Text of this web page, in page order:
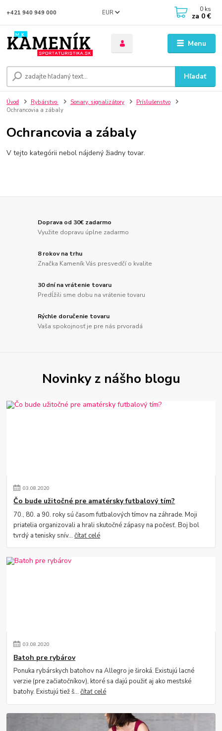
Menu
EUR
Hľadať
+421 940 949 000 0 ks
za 0 €
Úvod Rybárstvo Sonary, signalizátory
Príslušenstvo
Ochrancovia a zábaly
Ochrancovia a zábaly
V tejto kategórii nebol nájdený žiadny tovar.
Doprava od 30€ zadarmo
Využite dopravu úplne zadarmo
8 rokov na trhu
Značka Kameník Vás presvedčí o kvalite
30 dní na vrátenie tovaru
Predĺžili sme dobu na vrátenie tovaru
Rýchle doručenie tovaru
Vaša spokojnosť je pre nás prvoradá
Novinky z nášho blogu
03.08.2020
Čo bude užitočné pre amatérsky futbalový tím?
70., 80. a 90. roky sú časom futbalových tímov na záhrade. Moji
priatelia organizovali a hrali skutočné zápasy na počesť. Boj bol
tvrdý a tenisky snív...čítať celé
03.08.2020
Batoh pre rybárov
Ponuka rybárskych batohov na Allegro je široká. Existujú lacné
verzie (pre začiatočníkov), ktoré sa dajú použiť aj ako mestské
batohy. Existujú tiež š...čítať celé